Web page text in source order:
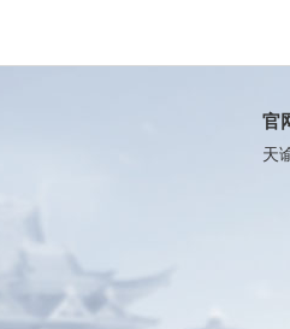
官
天